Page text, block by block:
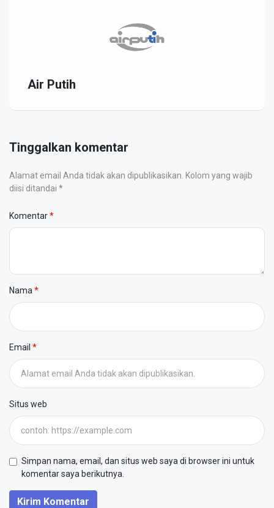
Air Putih
Tinggalkan komentar
Alamat email Anda tidak akan dipublikasikan. Kolom yang wajib
diisi ditandai *
Komentar
Nama
Email
Situs web
Simpan nama, email, dan situs web saya di browser ini untuk
komentar saya berikutnya.
Kirim Komentar